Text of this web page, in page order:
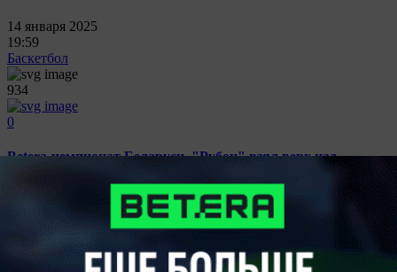
14 января 2025
19:59
Баскетбол
934
0
Betera-чемпионат Беларуси. "Рубон" взял верх над
"Борисфеном", "Гродно-93" разгромил "Импульс"-БГУИР